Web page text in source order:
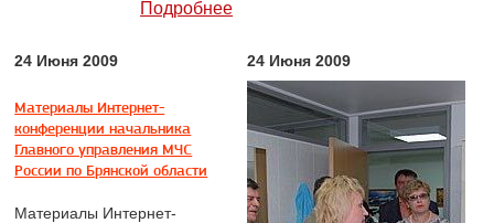
Подробнее
24 Июня 2009
Материалы Интернет-
конференции начальника
Главного управления МЧС
России по Брянской области
Материалы Интернет-
24 Июня 2009